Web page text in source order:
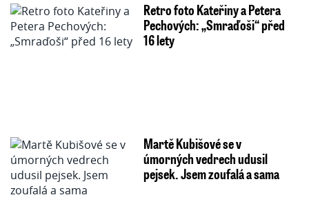
Retro foto Kateřiny a Petera
Pechových: „Smraďoši“ před
16 lety
Martě Kubišové se v
úmorných vedrech udusil
pejsek. Jsem zoufalá a sama